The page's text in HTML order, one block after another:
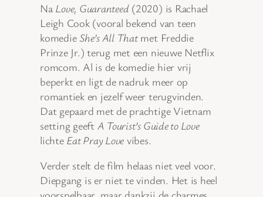
Na Love, Guaranteed(2020) is Rachael
Leigh Cook (vooral bekend van teen
komedieShe’s All Thatmet Freddie
Prinze Jr.) terug met een nieuwe Netflix
romcom. Al is de komedie hier vrij
beperkt en ligt de nadruk meer op
romantiek en jezelf weer terugvinden.
Dat gepaard met de prachtige Vietnam
setting geeft A Tourist’s Guide to Love
lichte Eat Pray Love vibes.
Verder stelt de film helaas niet veel voor.
Diepgang is er niet te vinden. Het is heel